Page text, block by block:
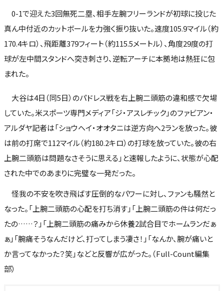
0-1で迎えた3回無死二塁、相手左腕フリーランドが初球に投じた
真ん中付近のカットボールを力強く振り抜いた。速度105.9マイル（約
170.4キロ）、飛距離379フィート（約115.5メートル）、角度29度の打
球が左中間スタンドへ突き刺さり、逆転アーチに本拠地は熱狂に包
まれた。
大谷は4日（同5日）のパドレス戦を右上腕二頭筋の違和感で欠場
していた。米スポーツ専門メディア「ジ・アスレチック」のファビアン・
アルダヤ記者は「ショウヘイ・オオタニは逆方向へ2ランを放った。彼
は前の打席で112マイル（約180.2キロ）の打球を放っていた。彼の右
上腕二頭筋は問題なさそうに思える」と速報したように、状態が心配
された中でのあまりに完璧な一発だった。
怪我の不安を吹き飛ばす圧倒的なパワーに対し、ファンも騒然と
なった。「上腕二頭筋の心配を打ち消す」「上腕二頭筋の件は何だっ
たの……？」「上腕二頭筋の痛みから休養2試合目でホームランだぁ
ぁ」「腕痛そうなんだけど、打ってしまう凄さ！」「なんか、腕が痛いと
か言ってなかった？笑」などと反響が広がった。（Full-Count編集
部）